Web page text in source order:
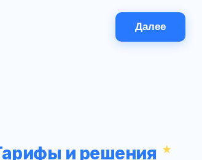
Далее
и решения